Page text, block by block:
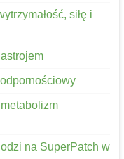
siłę i
na SuperPatch w